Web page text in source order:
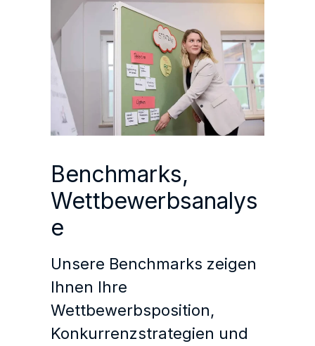
Benchmarks,
Wettbewerbsanalys
e
Unsere Benchmarks zeigen
Ihnen Ihre
Wettbewerbsposition,
Konkurrenzstrategien und